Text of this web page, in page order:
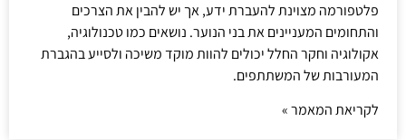
פלטפורמה מצוינת להעברת ידע, אך יש להבין את הצרכים
והתחומים המעניינים את בני הנוער. נושאים כמו טכנולוגיה,
אקולוגיה וחקר החלל יכולים להוות מוקד משיכה ולסייע בהגברת
המעורבות של המשתתפים.
לקריאת המאמר »